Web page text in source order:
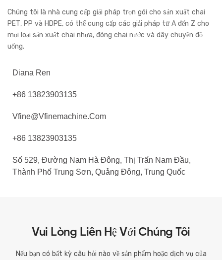
Chúng tôi là nhà cung cấp giải pháp trọn gói cho sản xuất chai
PET, PP và HDPE, có thể cung cấp các giải pháp từ A đến Z cho
mọi loại sản xuất chai nhựa, đóng chai nước và dây chuyền đồ
uống.
Diana Ren
+86 13823903135
Vfine@vfinemachine.com
+86 13823903135
Số 529, Đường Nam Hà Đông, Thị Trấn Nam Đầu,
Thành Phố Trung Sơn, Quảng Đông, Trung Quốc
Vui Lòng Liên Hệ Với Chúng Tôi
Nếu bạn có bất kỳ câu hỏi nào về sản phẩm hoặc dịch vụ của